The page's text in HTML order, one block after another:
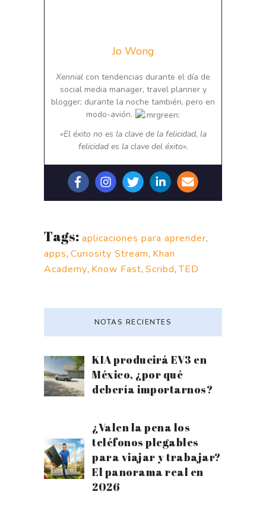
Jo Wong
Xennial con tendencias durante el día de
social media manager, travel planner y
blogger; durante la noche también, pero en
modo-avión.
«El éxito no es la clave de la felicidad, la
felicidad es la clave del éxito».
Tags: aplicaciones para aprender,
apps, Curiosity Stream, Khan
Academy, Know Fast, Scribd,TED
NOTAS RECIENTES
KIA producirá EV3 en
México, ¿por qué
debería importarnos?
¿Valen la pena los
teléfonos plegables
para viajar y trabajar?
El panorama real en
2026